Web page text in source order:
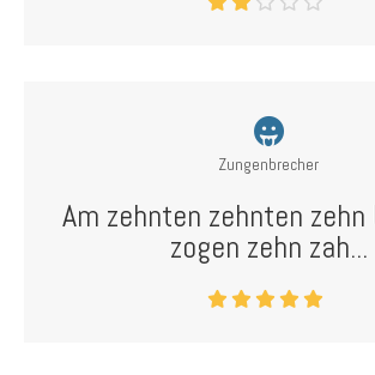
Zungenbrecher
Am zehnten zehnten zehn
zogen zehn zah...